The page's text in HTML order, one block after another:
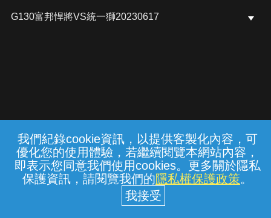
我們紀錄cookie資訊，以提供客製化內容，可
優化您的使用體驗，若繼續閱覽本網站內容，
即表示您同意我們使用cookies。更多關於隱私
保護資訊，請閱覽我們的隱私權保護政策。
G130富邦悍將VS統一獅20230617
常見問題 線上客服 服務條款 隱私權保護
中華電信股份有限公司個人家庭分公司
(統一編號：96979949) © 2026
{{notifyMsg}}